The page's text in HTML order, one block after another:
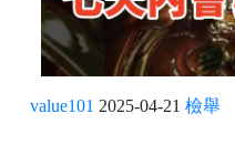
value101 2025-04-21 檢舉